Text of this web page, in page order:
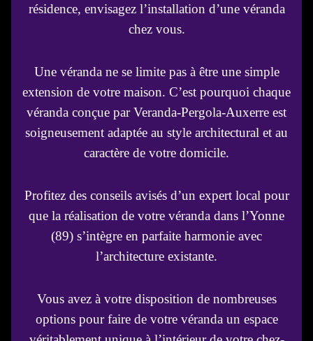
résidence, envisagez l’installation d’une véranda
chez vous.
Une véranda ne se limite pas à être une simple
extension de votre maison. C’est pourquoi chaque
véranda conçue par Veranda-Pergola-Auxerre est
soigneusement adaptée au style architectural et au
caractère de votre domicile.
Profitez des conseils avisés d’un expert local pour
que la réalisation de votre véranda dans l’Yonne
(89) s’intègre en parfaite harmonie avec
l’architecture existante.
Vous avez à votre disposition de nombreuses
options pour faire de votre véranda un espace